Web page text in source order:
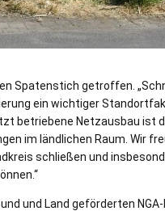
Spatenstich getroffen.
ein wichtiger
betriebene Netzausbau ist
im ländlichen Raum. Wir
schließen und
und Land geförderten